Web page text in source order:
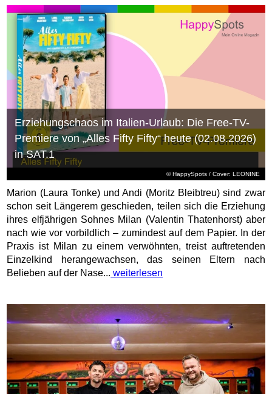
© HappySpots / Cover: LEONINE
Erziehungschaos im Italien-Urlaub: Die Free-TV-
Premiere von „Alles Fifty Fifty“ heute (02.08.2026)
in SAT.1
Marion (Laura Tonke) und Andi (Moritz Bleibtreu) sind zwar
schon seit Längerem geschieden, teilen sich die Erziehung
ihres elfjährigen Sohnes Milan (Valentin Thatenhorst) aber
nach wie vor vorbildlich – zumindest auf dem Papier. In der
Praxis ist Milan zu einem verwöhnten, treist auftretenden
Einzelkind herangewachsen, das seinen Eltern nach
Belieben auf der Nase... weiterlesen